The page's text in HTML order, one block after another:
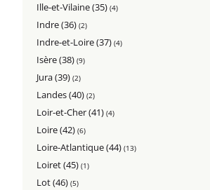
Ille-et-Vilaine (35)(4)
Indre (36)(2)
Indre-et-Loire (37)(4)
Isère (38)(9)
Jura (39)(2)
Landes (40)(2)
Loir-et-Cher (41)(4)
Loire (42)(6)
Loire-Atlantique (44)(13)
Loiret (45)(1)
Lot (46)(5)